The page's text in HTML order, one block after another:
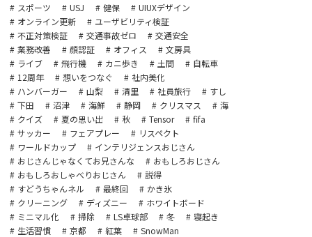
スポーツ
USJ 健保
UIUXデザイン
オンライン更新
ユーザビリティ検証
不正対策検証
交通事故ゼロ
交通安全
業務改善
顔認証 オフィス
文房具
ライブ
飛行機 カニ歩き 土間
自転車
12周年
想いをつなぐ
社内美化
ハンバーガー
山梨 清里 社員旅行
すし
下田
沼津 海鮮 静岡 クリスマス
海
クイズ
夏の思い出 秋 Tensor
fifa
サッカー
フェアプレー
リスペクト
ワールドカップ
インテリジェンスおじさん
おじさんじゃなくてお兄さんな
おもしろおじさん
おもしろおしゃべりおじさん
説得
すどうちゃんネル
最終回
かき氷
クリーニング
ディズニー
ホワイトボード
ミニマル化
掃除 LS卓球部 冬
寝起き
生活習慣
京都 紅葉
SnowMan